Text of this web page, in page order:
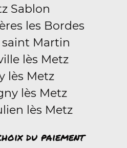
Sablon
les Bordes
saint Martin
lès Metz
lès Metz
lès Metz
lès Metz
du paiement